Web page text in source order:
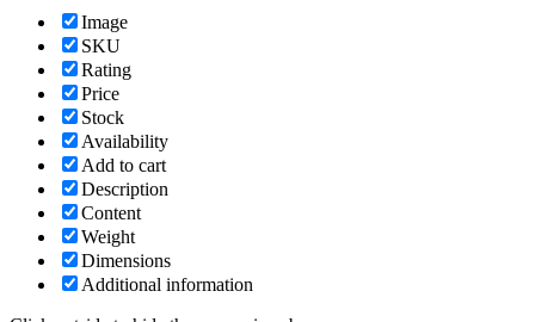
Image
SKU
Rating
Price
Stock
Availability
Add to cart
Description
Content
Weight
Dimensions
Additional information